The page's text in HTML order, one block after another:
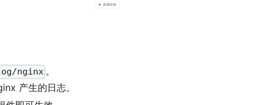
nginx 。
产生的日志。